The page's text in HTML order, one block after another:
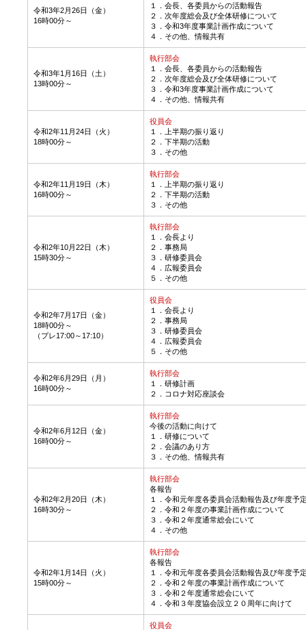
令和3年2月26日（金）
16時00分～
１． 会長、各委員からの活動報告
２．次年度総会及び全体研修について
３．令和3年度事業計画作成について
４．その他、情報共有
令和3年1月16日（土）
13時00分～
執行部会
１． 会長、各委員からの活動報告
２．次年度総会及び全体研修について
３．令和3年度事業計画作成について
４．その他、情報共有
令和2年11月24日（火）
18時00分～
役員会
１．
上半期の振り返り
２．下半期の活動
３．その他
令和2年11月19日（木）
16時00分～
執行部会
１．上半期の振り返り
２．下半期の活動
３．その他
令和2年10月22日（木）
15時30分～
執行部会
１．会長より
２．事務局
３．研修委員会
４．広報委員会
５．その他
令和2年7月17日（金）
18時00分～
（プレ17:00～17:10）
役員会
１．会長より
２．事務局
３．研修委員会
４．広報委員会
５．その他
令和2年6月29日（月）
16時00分～
執行部会
１．研修計画
２．コロナ対応座談会
令和2年6月12日（金）
16時00分～
執行部会
今後の活動に向けて
１．研修について
２．会議のあり方
３．その他、情報共有
令和2年2月20日（木）
16時30分～
執行部会
各報告
１．令和元年度各委員会活動報告及び年度予
２．令和２年度の事業計画作成について
３．令和２年度通常総会にいて
４．その他
令和2年1月14日（火）
15時00分～
執行部会
各報告
１．令和元年度各委員会活動報告及び年度予
２．令和２年度の事業計画作成について
３．令和２年度通常総会にいて
４．令和３年度協会設立２０周年に向けて
役員会